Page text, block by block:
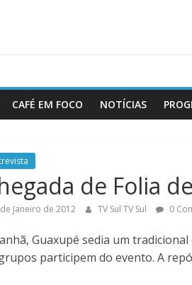
CAFÉ EM FOCO NOTÍCIAS
de Folia
Janeiro de 2012 TV Sul TV Sul 0
Guaxupé sedia um
participem do evento. A